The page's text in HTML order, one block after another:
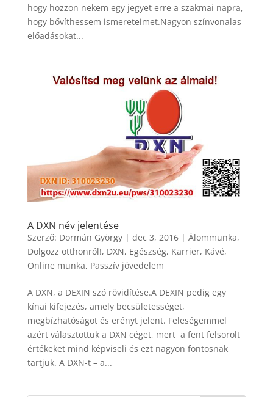
hogy hozzon nekem egy jegyet erre a szakmai napra,
hogy bővíthessem ismereteimet.Nagyon színvonalas
előadásokat...
A DXN név jelentése
Szerző: Dormán György| dec 3, 2016| Álommunka,
Dolgozz otthonról!, DXN, Egészség, Karrier, Kávé,
Online munka, Passzív jövedelem
A DXN, a DEXIN szó rövidítése.A DEXIN pedig egy
kínai kifejezés, amely becsületességet,
megbízhatóságot és erényt jelent. Feleségemmel
azért választottuk a DXN céget, mert a fent felsorolt
értékeket mind képviseli és ezt nagyon fontosnak
tartjuk. A DXN-t – a...